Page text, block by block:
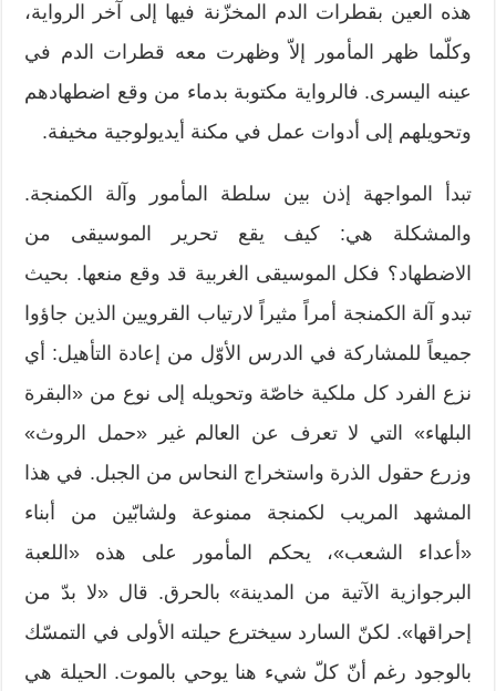
هذه العين بقطرات الدم المخزّنة فيها إلى آخر الرواية،
وكلّما ظهر المأمور إلاّ وظهرت معه قطرات الدم في
عينه اليسرى. فالرواية مكتوبة بدماء من وقع اضطهادهم
وتحويلهم إلى أدوات عمل في مكنة أيديولوجية مخيفة.
تبدأ المواجهة إذن بين سلطة المأمور وآلة الكمنجة.
والمشكلة هي: كيف يقع تحرير الموسيقى من
الاضطهاد؟ فكل الموسيقى الغربية قد وقع منعها. بحيث
تبدو آلة الكمنجة أمراً مثيراً لارتياب القرويين الذين جاؤوا
جميعاً للمشاركة في الدرس الأوّل من إعادة التأهيل: أي
نزع الفرد كل ملكية خاصّة وتحويله إلى نوع من «البقرة
البلهاء» التي لا تعرف عن العالم غير «حمل الروث»
وزرع حقول الذرة واستخراج النحاس من الجبل. في هذا
المشهد المريب لكمنجة ممنوعة ولشابّين من أبناء
«أعداء الشعب»، يحكم المأمور على هذه «اللعبة
البرجوازية الآتية من المدينة» بالحرق. قال «لا بدّ من
إحراقها». لكنّ السارد سيخترع حيلته الأولى في التمسّك
بالوجود رغم أنّ كلّ شيء هنا يوحي بالموت. الحيلة هي